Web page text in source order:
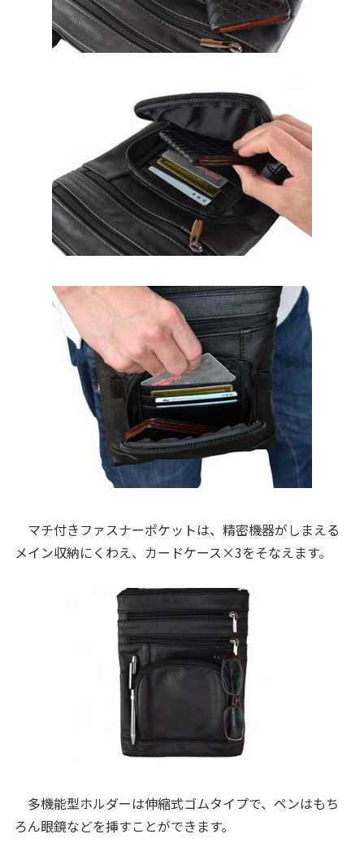
マチ付きファスナーポケットは、精密機器がしまえる
メイン収納にくわえ、カードケース×3をそなえます。
多機能型ホルダーは伸縮式ゴムタイプで、ペンはもち
ろん眼鏡などを挿すことができます。